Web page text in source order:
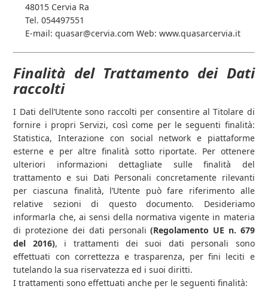
PC, Notebook e Accessori
Realizzazione Software
Siti Web e portali e-commerce
48015 Cervia Ra
Tel. 054497551
E-mail: quasar@cervia.com Web: www.quasarcervia.it
Finalità del Trattamento dei Dati
raccolti
I Dati dell’Utente sono raccolti per consentire al Titolare di
fornire i propri Servizi, così come per le seguenti finalità:
Statistica, Interazione con social network e piattaforme
esterne e per altre finalità sotto riportate. Per ottenere
ulteriori informazioni dettagliate sulle finalità del
trattamento e sui Dati Personali concretamente rilevanti
per ciascuna finalità, l’Utente può fare riferimento alle
relative sezioni di questo documento. Desideriamo
informarla che, ai sensi della normativa vigente in materia
di protezione dei dati personali(Regolamento UE n. 679
del 2016), i trattamenti dei suoi dati personali sono
effettuati con correttezza e trasparenza, per fini leciti e
tutelando la sua riservatezza ed i suoi diritti.
I trattamenti sono effettuati anche per le seguenti finalità: